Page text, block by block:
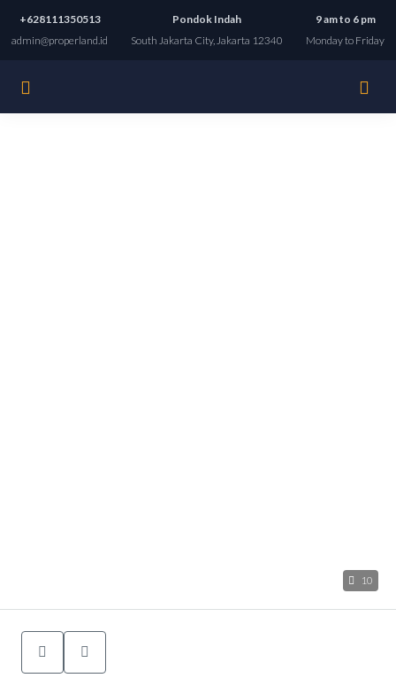
+628111350513
admin@properland.id
Pondok Indah
South Jakarta City, Jakarta 12340
9 am to 6 pm
Monday to Friday
10